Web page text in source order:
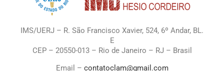
IMS/UERJ – R. São Francisco Xavier, 524, 6º Andar, BL.
E
CEP – 20550-013 – Rio de Janeiro – RJ – Brasil
Email – contatoclam@gmail.com